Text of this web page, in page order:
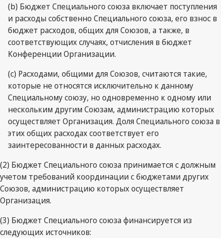
(b) Бюджет Специального союза включает поступления
и расходы собственно Специального союза, его взнос в
бюджет расходов, общих для Союзов, а также, в
соответствующих случаях, отчисления в бюджет
Конференции Организации.
(c) Расходами, общими для Союзов, считаются такие,
которые не относятся исключительно к данному
Специальному союзу, но одновременно к одному или
нескольким другим Союзам, администрацию которых
осуществляет Организация. Доля Специального союза в
этих общих расходах соответствует его
заинтересованности в данных расходах.
(2) Бюджет Специального союза принимается с должным
учетом требований координации с бюджетами других
Союзов, администрацию которых осуществляет
Организация.
(3) Бюджет Специального союза финансируется из
следующих источников: